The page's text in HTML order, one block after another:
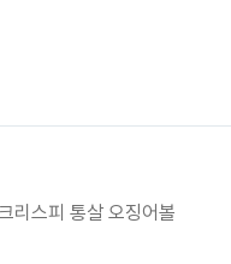
리스피 통살 오징어볼